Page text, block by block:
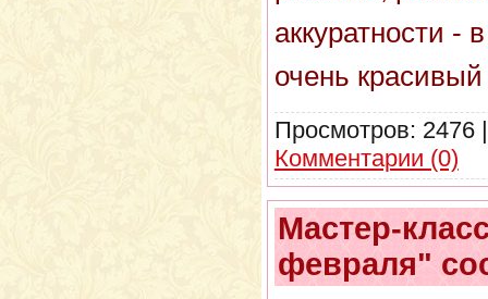
аккуратности -
очень
Просмотров: 2476
Комментарии (0)
Мастер-
февраля"